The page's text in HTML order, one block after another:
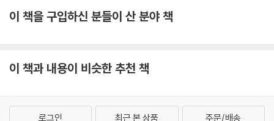
이 책을 구입하신 분들이 산 분야 책
이 책과 내용이 비슷한 추천 책
로그인 최근 본 상품 주문/배송